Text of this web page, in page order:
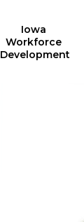
Iowa
Workforce
Development